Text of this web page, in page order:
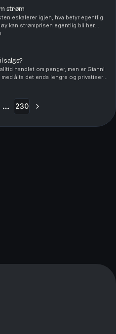
strøm
eskalerer igjen, hva betyr egentlig
kan strømprisen egentlig bli her
Skartveit, Ayesha Wolasmal og
salgs?
handlet om penger, men er Gianni
å ta det enda lengre og privatisere
skal lede an i debatten om
230